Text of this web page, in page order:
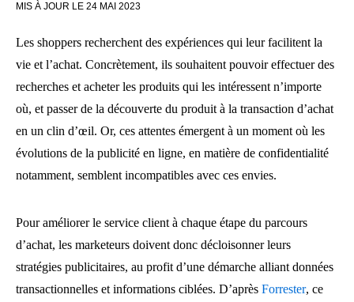
MIS À JOUR LE 24 MAI 2023
Les shoppers recherchent des expériences qui leur facilitent la
vie et l’achat. Concrètement, ils souhaitent pouvoir effectuer des
recherches et acheter les produits qui les intéressent n’importe
où, et passer de la découverte du produit à la transaction d’achat
en un clin d’œil. Or, ces attentes émergent à un moment où les
évolutions de la publicité en ligne, en matière de confidentialité
notamment, semblent incompatibles avec ces envies.
Pour améliorer le service client à chaque étape du parcours
d’achat, les marketeurs doivent donc décloisonner leurs
stratégies publicitaires, au profit d’une démarche alliant données
transactionnelles et informations ciblées. D’après Forrester, ce